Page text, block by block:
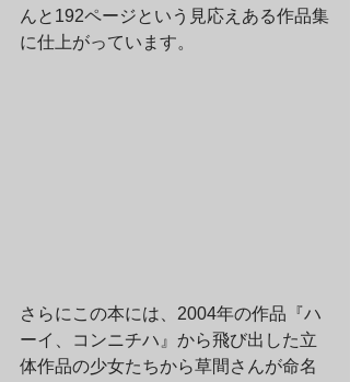
んと192ページという見応えある作品集
に仕上がっています。
さらにこの本には、2004年の作品『ハ
ーイ、コンニチハ』から飛び出した立
体作品の少女たちから草間さんが命名